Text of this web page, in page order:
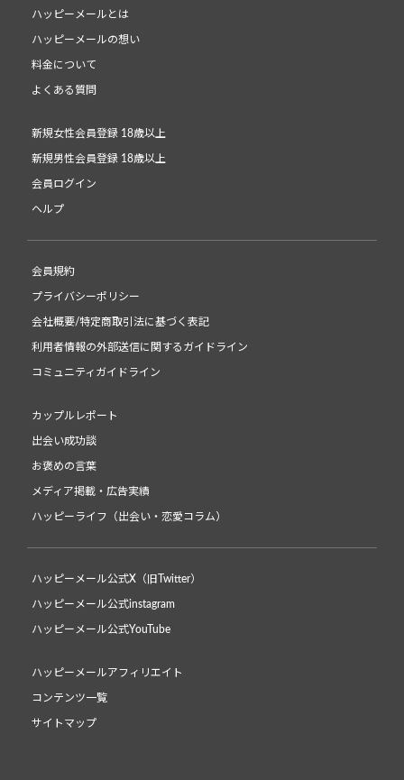
ハッピーメールとは
ハッピーメールの想い
料金について
よくある質問
新規女性会員登録 18歳以上
新規男性会員登録 18歳以上
会員ログイン
ヘルプ
会員規約
プライバシーポリシー
会社概要/特定商取引法に基づく表記
利用者情報の外部送信に関するガイドライン
コミュニティガイドライン
カップルレポート
出会い成功談
お褒めの言葉
メディア掲載・広告実績
ハッピーライフ（出会い・恋愛コラム）
ハッピーメール公式X（旧Twitter）
ハッピーメール公式instagram
ハッピーメール公式YouTube
ハッピーメールアフィリエイト
コンテンツ一覧
サイトマップ